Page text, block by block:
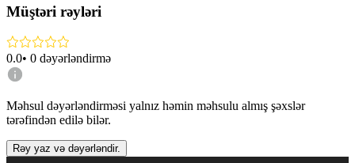
Müştəri rəyləri
0.0• 0 dəyərləndirmə
Məhsul dəyərləndirməsi yalnız həmin məhsulu almış şəxslər
tərəfindən edilə bilər.
Rəy yaz və dəyərləndir.